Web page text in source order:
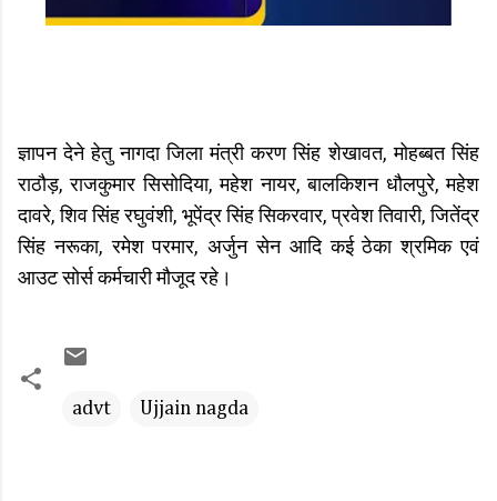
ज्ञापन देने हेतु नागदा जिला मंत्री करण सिंह शेखावत, मोहब्बत सिंह
राठौड़, राजकुमार सिसोदिया, महेश नायर, बालकिशन धौलपुरे, महेश
दावरे, शिव सिंह रघुवंशी, भूपेंद्र सिंह सिकरवार, प्रवेश तिवारी, जितेंद्र
सिंह नरूका, रमेश परमार, अर्जुन सेन आदि कई ठेका श्रमिक एवं
आउट सोर्स कर्मचारी मौजूद रहे।
advt Ujjain nagda